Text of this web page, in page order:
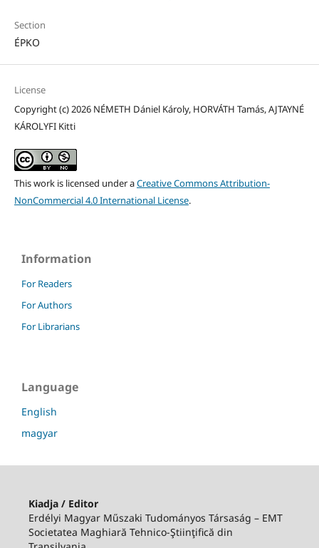
Section
ÉPKO
License
Copyright (c) 2026 NÉMETH Dániel Károly, HORVÁTH Tamás, AJTAYNÉ
KÁROLYFI Kitti
This work is licensed under aCreative Commons Attribution-
NonCommercial 4.0 International License.
Information
For Readers
For Authors
For Librarians
Language
English
magyar
Kiadja / Editor
Erdélyi Magyar Műszaki Tudományos Társaság – EMT
Societatea Maghiară Tehnico-Ştiinţifică din